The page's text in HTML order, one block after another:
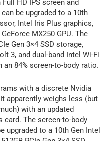
HD IPS screen and
be upgraded to a 10th
Intel Iris Plus graphics,
MX250 GPU. The
Gen 3×4 SSD storage,
3, and dual-band Intel Wi-Fi
an 84% screen-to-body ratio.
with a discrete Nvidia
apparently weighs less (but
with an updated
card. The screen-to-body
upgraded to a 10th Gen Intel